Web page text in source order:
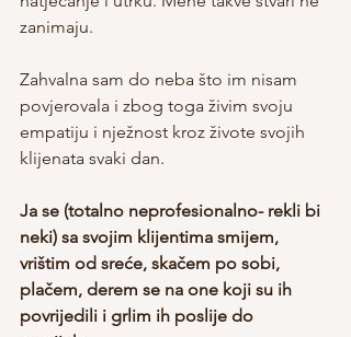
zanimaju.
Zahvalna sam do neba što im nisam
povjerovala i zbog toga živim svoju
empatiju i nježnost kroz živote svojih
klijenata svaki dan.
Ja se (totalno neprofesionalno- rekli bi
neki) sa svojim klijentima smijem,
vrištim od sreće, skačem po sobi,
plačem, derem se na one koji su ih
povrijedili i grlim ih poslije do